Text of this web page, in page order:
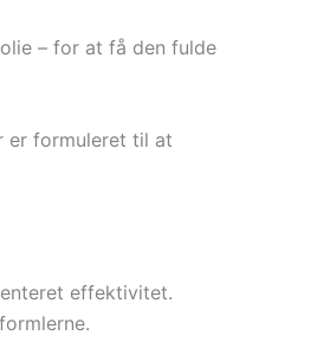
– for at få den fulde
er formuleret til at
effektivitet.